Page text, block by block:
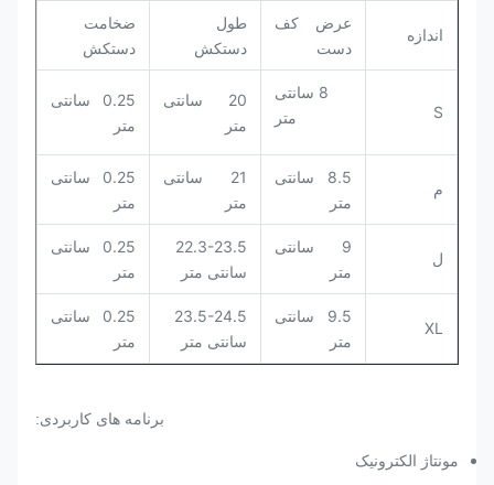
اندازه
عرض کف
دست
طول
دستکش
ضخامت
دستکش
S
8 سانتی
متر
20 سانتی
متر
0.25 سانتی
متر
م
8.5 سانتی
متر
21 سانتی
متر
0.25 سانتی
متر
ل
9 سانتی
متر
22.3-23.5
سانتی متر
0.25 سانتی
متر
XL
9.5 سانتی
متر
23.5-24.5
سانتی متر
0.25 سانتی
متر
برنامه های کاربردی:
مونتاژ الکترونیک